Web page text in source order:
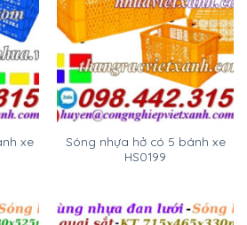
xe
Sóng nhựa hở có 5 bánh xe
HS0199